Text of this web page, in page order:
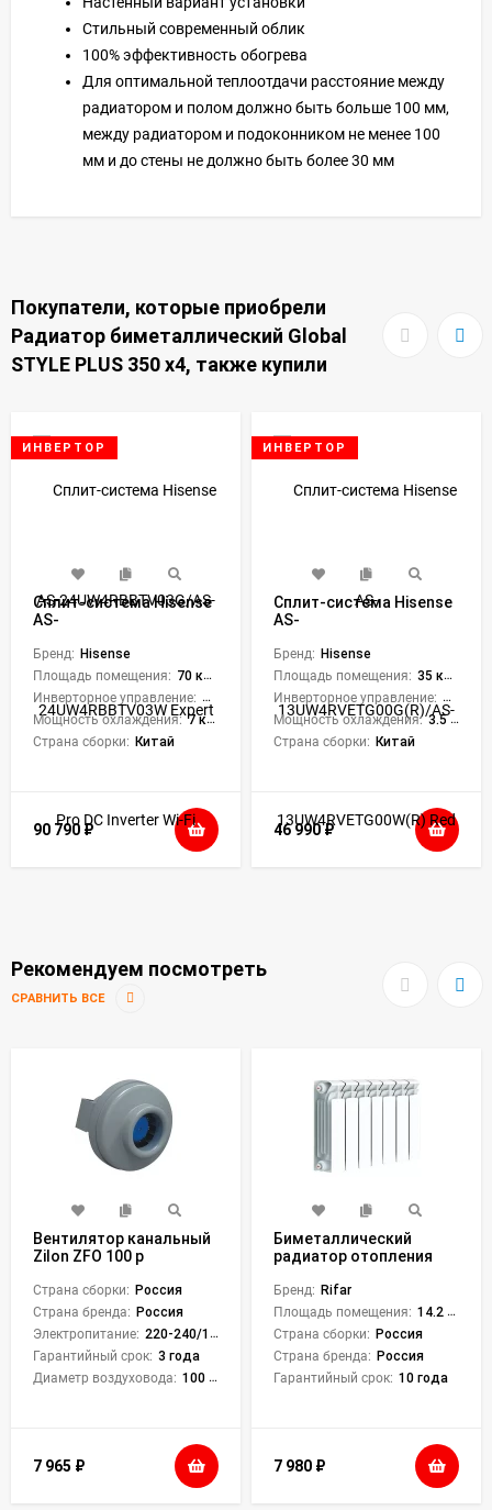
Стильный современный облик
100% эффективность обогрева
Для оптимальной теплоотдачи расстояние между
радиатором и полом должно быть больше 100 мм,
между радиатором и подоконником не менее 100
мм и до стены не должно быть более 30 мм
Покупатели, которые приобрели
Радиатор биметаллический Global
STYLE PLUS 350 x4, также купили
ИНВЕРТОР
Сплит-система Hisense
AS-
24UW4RBBTV03W Expert
Pro DC Inverter Wi-Fi
Бренд: Hisense
Площадь помещения: 70 кв. м.
Инверторное управление: Да
Мощность охлаждения: 7 кВт
Страна сборки: Китай
90 790 ₽
ИНВЕРТОР
Сплит-система Hisense
AS-
13UW4RVETG00W(R) Red
Crystal DC Inverter
Бренд: Hisense
Площадь помещения: 35 кв. м.
Инверторное управление: Да
Мощность охлаждения: 3.5 кВт
Страна сборки: Китай
46 990₽
Рекомендуем посмотреть
СРАВНИТЬ ВСЕ
Вентилятор канальный
Zilon ZFO 100 p
Страна сборки: Россия
Страна бренда: Россия
Электропитание: 220-240/1/50
Гарантийный срок: 3 года
Диаметр воздуховода: 100 мм
7 965 ₽
Биметаллический
радиатор отопления
Бренд: Rifar
Площадь помещения: 14.2 кв. м.
Страна сборки: Россия
Страна бренда: Россия
Гарантийный срок: 10 года
7 980 ₽